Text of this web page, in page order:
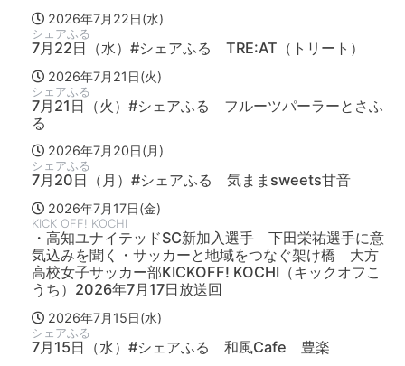
2026年7月22日(水)
シェアふる
7月22日（水）#シェアふる TRE:AT（トリート）
2026年7月21日(火)
シェアふる
7月21日（火）#シェアふる フルーツパーラーとさふ
る
2026年7月20日(月)
シェアふる
7月20日（月）#シェアふる 気ままsweets甘音
2026年7月17日(金)
KICK OFF! KOCHI
・高知ユナイテッドSC新加入選手 下田栄祐選手に意
気込みを聞く・サッカーと地域をつなぐ架け橋 大方
高校女子サッカー部KICKOFF! KOCHI（キックオフこ
うち）2026年7月17日放送回
2026年7月15日(水)
シェアふる
7月15日（水）#シェアふる 和風Cafe 豊楽